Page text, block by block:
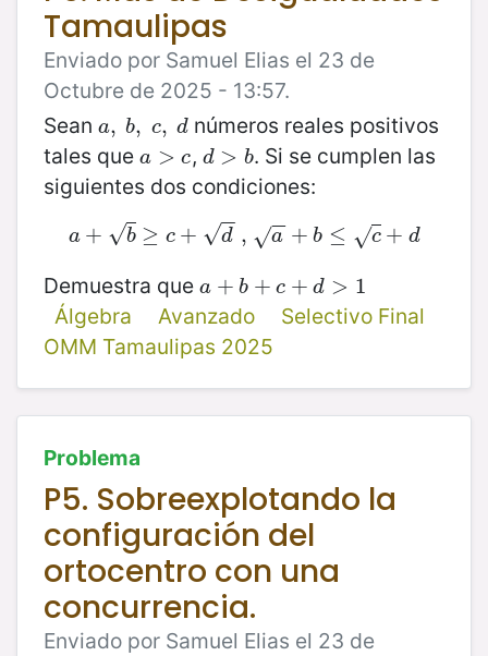
Tamaulipas
Enviado por Samuel Elias el 23 de
Octubre de 2025 - 13:57.
Sean a, b, c, d
a, b, c, d números reales positivos
tales que a > c
a >c , d > b
d >b
. Si se cumplen las
siguientes dos condiciones:
a + b
√ ≥ c + d
−
−
√ , a
−
−
√ + b ≤ c
√ + d
a+b≥ c+d , a+b ≤c+d
Demuestra que a + b + c + d > 1
a +b + c+d >1
Álgebra
Avanzado
Selectivo Final
OMM Tamaulipas 2025
Problema
P5. Sobreexplotando la
configuración del
ortocentro con una
concurrencia.
Enviado por Samuel Elias el 23 de